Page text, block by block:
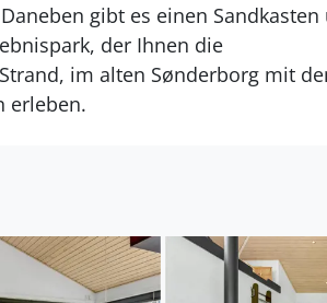
gibt es einen Sandkasten
der Ihnen die
im alten Sønderborg mit
erleben.